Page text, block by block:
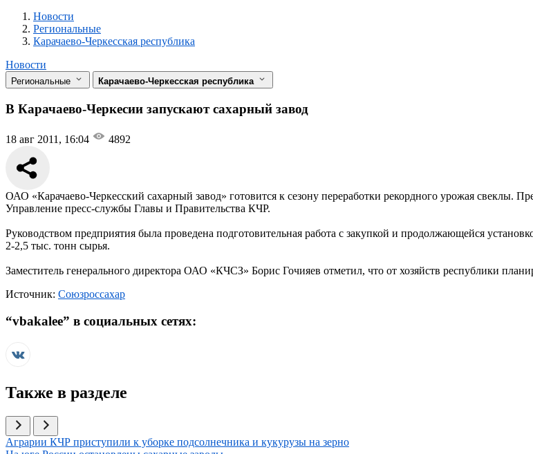
Новости
Разделы
Новости
Региональные
Карачаево-Черкесская республика
Новости
Региональные Карачаево-Черкесская республика
В Карачаево-Черкесии запускают сахарный завод
18 авг 2011, 16:04 4892
ОАО «Карачаево-Черкесский сахарный завод» готовится к сезону переработки рекордного урожая свеклы.
Управление пресс-службы Главы и Правительства КЧР.
Руководством предприятия была проведена подготовительная работа с закупкой и продолжающейся
2-2,5 тыс. тонн сырья.
Заместитель генерального директора ОАО «КЧСЗ» Борис Гочияев отметил, что от хозяйств республики
Источник: Союзроссахар
“vbakalee” в социальных сетях:
Также в разделе
Иллюстрация новости
Аграрии КЧР приступили к уборке подсолнечника и кукурузы на зерно